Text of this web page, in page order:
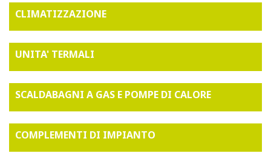
CLIMATIZZAZIONE
UNITA' TERMALI
SCALDABAGNI A GAS E POMPE DI CALORE
COMPLEMENTI DI IMPIANTO